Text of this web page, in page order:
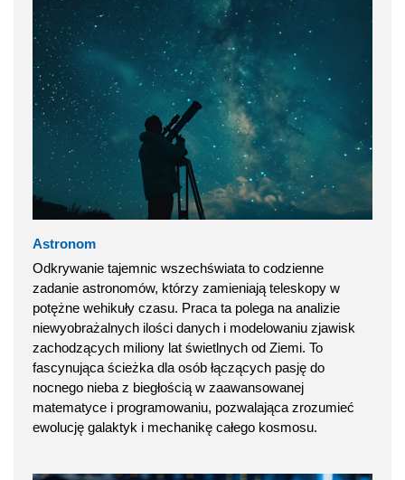
Astronom
Odkrywanie tajemnic wszechświata to codzienne
zadanie astronomów, którzy zamieniają teleskopy w
potężne wehikuły czasu. Praca ta polega na analizie
niewyobrażalnych ilości danych i modelowaniu zjawisk
zachodzących miliony lat świetlnych od Ziemi. To
fascynująca ścieżka dla osób łączących pasję do
nocnego nieba z biegłością w zaawansowanej
matematyce i programowaniu, pozwalająca zrozumieć
ewolucję galaktyk i mechanikę całego kosmosu.